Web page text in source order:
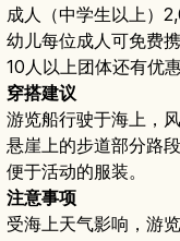
成人（中学生以上）
幼儿每位成人可免费携
10人以上团体还有优惠
穿搭建议
游览船行驶于海上，
悬崖上的步道部分路
便于活动的服装。
注意事项
受海上天气影响，游